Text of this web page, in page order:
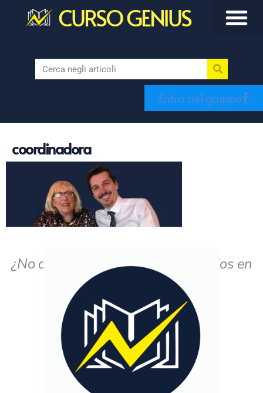
CURSO GENIUS
Entra nel gruppo
coordinadora
¿No obtiene los resultados deseados en
el estudio?